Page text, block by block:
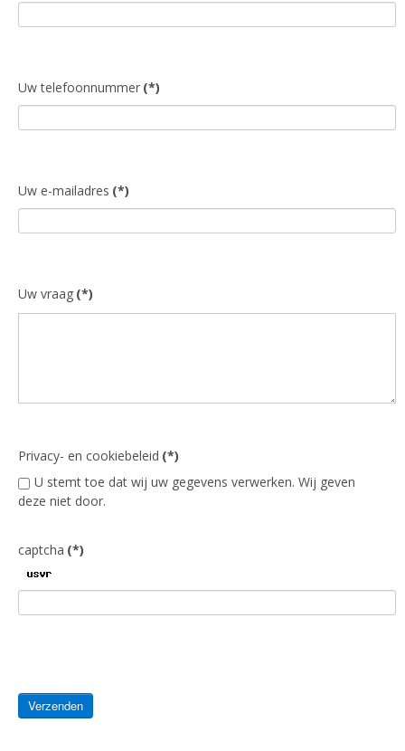
Uw telefoonnummer (*)
Uw e-mailadres (*)
Uw vraag (*)
Privacy- en cookiebeleid (*)
U stemt toe dat wij uw gegevens verwerken. Wij geven
deze niet door.
captcha (*)